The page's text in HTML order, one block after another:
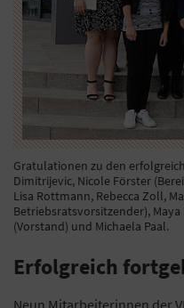
Gratulationen zu den
Dimitrijevic, Nicole Förster
Lisa Rottmann, Rebecca Zoll,
Betriebsratsvorsitzender),
(Vorstand) und Michaela Paal.
Erfolgreich